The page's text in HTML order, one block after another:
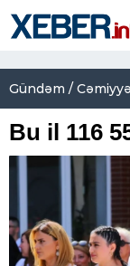
Gündəm /
Bu il 116